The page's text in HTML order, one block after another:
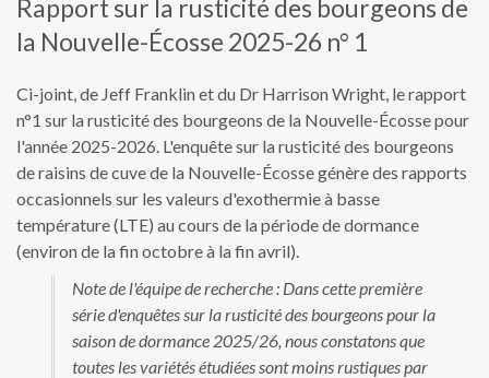
Rapport sur la rusticité des bourgeons de
la Nouvelle-Écosse 2025-26 n° 1
Ci-joint, de Jeff Franklin et du Dr Harrison Wright, le rapport
n°1 sur la rusticité des bourgeons de la Nouvelle-Écosse pour
l'année 2025-2026. L'enquête sur la rusticité des bourgeons
de raisins de cuve de la Nouvelle-Écosse génère des rapports
occasionnels sur les valeurs d'exothermie à basse
température (LTE) au cours de la période de dormance
(environ de la fin octobre à la fin avril).
Note de l'équipe de recherche : Dans cette première
série d'enquêtes sur la rusticité des bourgeons pour la
saison de dormance 2025/26, nous constatons que
toutes les variétés étudiées sont moins rustiques par